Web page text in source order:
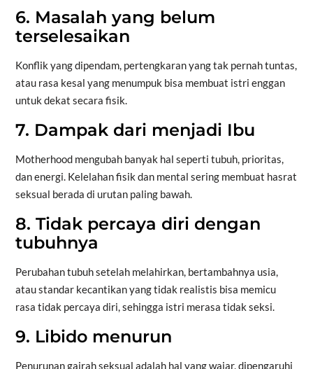
6. Masalah yang belum
terselesaikan
Konflik yang dipendam, pertengkaran yang tak pernah tuntas,
atau rasa kesal yang menumpuk bisa membuat istri enggan
untuk dekat secara fisik.
7. Dampak dari menjadi Ibu
Motherhood mengubah banyak hal seperti tubuh, prioritas,
dan energi. Kelelahan fisik dan mental sering membuat hasrat
seksual berada di urutan paling bawah.
8. Tidak percaya diri dengan
tubuhnya
Perubahan tubuh setelah melahirkan, bertambahnya usia,
atau standar kecantikan yang tidak realistis bisa memicu
rasa tidak percaya diri, sehingga istri merasa tidak seksi.
9. Libido menurun
Penurunan gairah seksual adalah hal yang wajar, dipengaruhi